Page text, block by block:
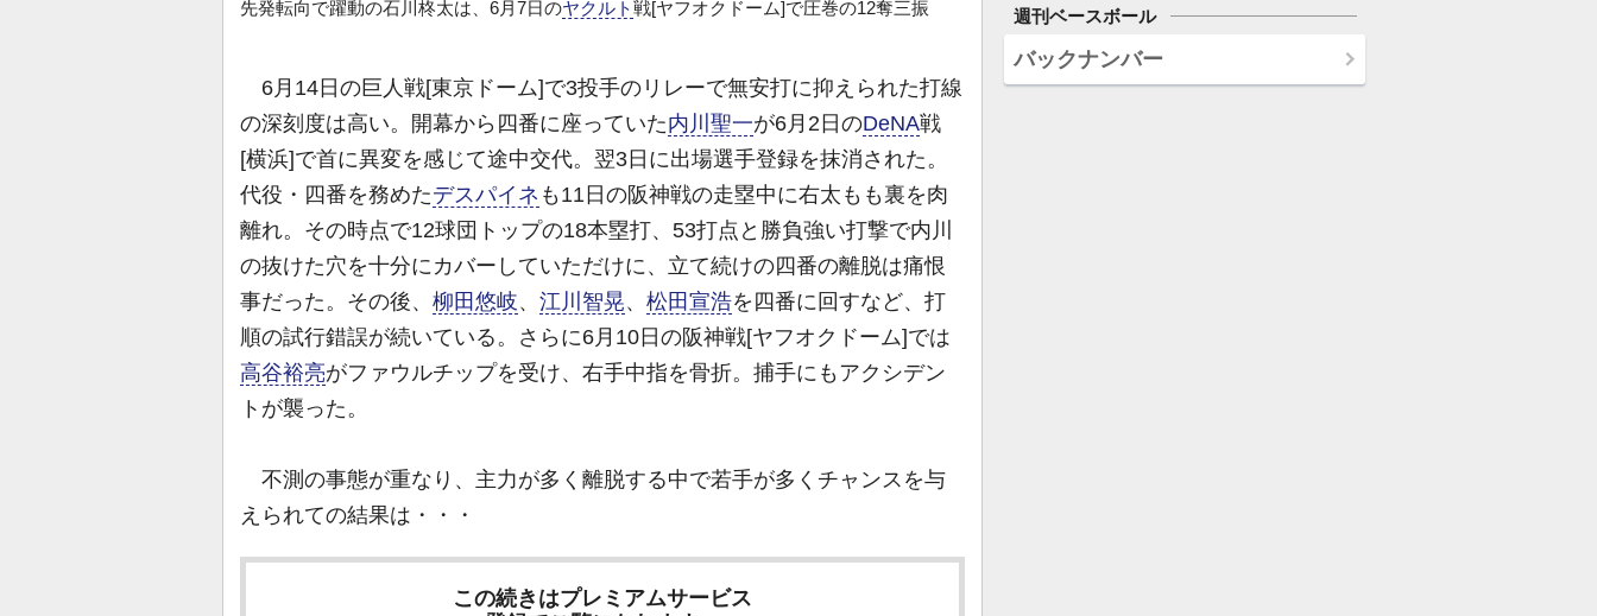
先発転向で躍動の石川柊太は、6月7日のヤクルト戦[ヤフオクドーム]で圧巻の12奪三振
6月14日の巨人戦[東京ドーム]で3投手のリレーで無安打に抑えられた打線
の深刻度は高い。開幕から四番に座っていた内川聖一が6月2日のDeNA戦
[横浜]で首に異変を感じて途中交代。翌3日に出場選手登録を抹消された。
代役・四番を務めたデスパイネ も11日の阪神戦の走塁中に右太もも裏を肉
離れ。その時点で12球団トップの18本塁打、53打点と勝負強い打撃で内川
の抜けた穴を十分にカバーしていただけに、立て続けの四番の離脱は痛恨
事だった。その後、 柳田悠岐、 江川智晃、 松田宣浩を四番に回すなど、打
順の試行錯誤が続いている。さらに6月10日の阪神戦[ヤフオクドーム]では
高谷裕亮がファウルチップを受け、右手中指を骨折。捕手にもアクシデン
トが襲った。
不測の事態が重なり、主力が多く離脱する中で若手が多くチャンスを与
えられての結果は・・・
この続きはプレミアムサービス
週刊ベースボール
バックナンバー